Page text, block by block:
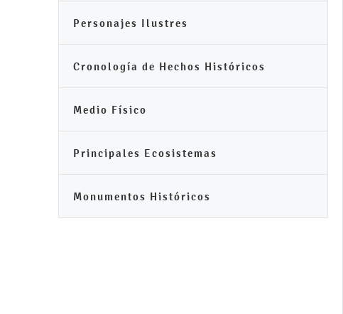
Personajes Ilustres
Cronología de Hechos Históricos
Medio Físico
Principales Ecosistemas
Monumentos Históricos